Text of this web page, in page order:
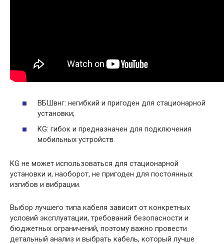
ВБШвнг: негибкий и пригоден для стационарной
установки;
KG: гибок и предназначен для подключения
мобильных устройств.​
KG не может использоваться для стационарной
установки и, наоборот, не пригоден для постоянных
изгибов и вибрации.​
Выбор лучшего типа кабеля зависит от конкретных
условий эксплуатации, требований безопасности и
бюджетных ограничений, поэтому важно провести
детальный анализ и выбрать кабель, который лучше